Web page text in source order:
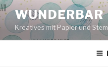
Zum
Inhalt
springenKreatives mit Papier und